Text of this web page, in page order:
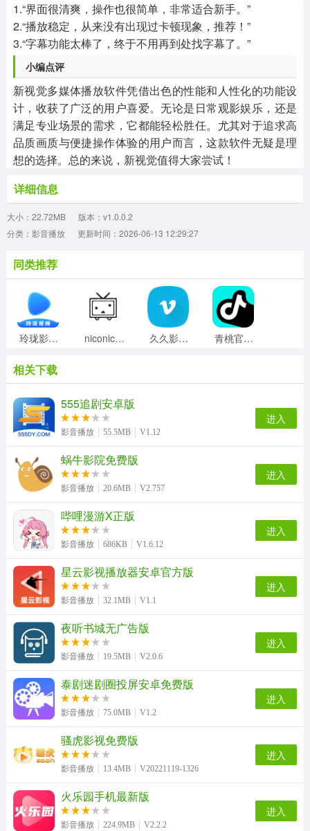
1.“界面很清爽，操作也很简单，非常适合新手。”
2.“播放稳定，从来没有出现过卡顿现象，推荐！”
3.“字幕功能太棒了，终于不用再到处找字幕了。”
小编点评
新视觉多媒体播放软件凭借出色的性能和人性化的功能设
计，收获了广泛的用户喜爱。无论是日常观影娱乐，还是
满足专业场景的需求，它都能轻松胜任。尤其对于追求高
品质画质与便捷操作体验的用户而言，这款软件无疑是理
想的选择。总的来说，新视觉值得大家尝试！
详细信息
大小：22.72MB
版本：v1.0.0.2
分类：影音播放
更新时间：2026-06-13 12:29:27
同类推荐
玲珑影视最新免费版 niconico通用版 久久影音无广告版 青桃官方最新版
竹菊影视正版 淘淘象影视通用版
蓝鲸体育最新版
皮皮影视官方正版 i看TV安卓免费版
相关下载
555追剧安卓版
影音播放 55.5MB V1.12
进入
蜗牛影院免费版
影音播放 20.6MB V2.757
进入
哔哩漫游X正版
影音播放 686KB V1.6.12
进入
星云影视播放器安卓官方版
影音播放 32.1MB V1.1
进入
夜听书城无广告版
影音播放 19.5MB V2.0.6
进入
泰剧迷剧圈投屏安卓免费版
影音播放 75.0MB V1.2
进入
骚虎影视免费版
影音播放 13.4MB V20221119-1326
进入
火乐园手机最新版
影音播放 224.9MB V2.2.2
进入